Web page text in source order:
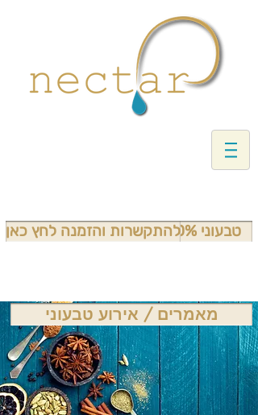
טבעוני 100% להתקשרות והזמנה לחץ כאן
מאמרים / אירוע טבעוני